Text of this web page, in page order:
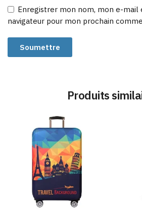
Enregistrer mon nom, mon e-mail
navigateur pour mon prochain
Produits